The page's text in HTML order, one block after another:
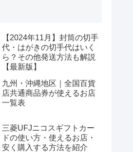
【2024年11月】封筒の切手
代・はがきの切手代はいく
ら？その他発送方法も解説
【最新版】
九州・沖縄地区｜全国百貨
店共通商品券が使えるお店
一覧表
三菱UFJニコスギフトカー
ドの使い方・使えるお店・
安く購入する方法を紹介